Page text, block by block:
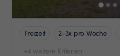
Freizeit 2-3x pro Woche
+4 weitere Kriterien